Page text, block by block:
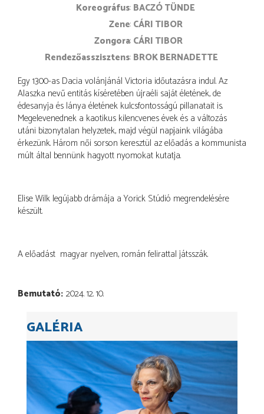
koreográfus BACZÓ TÜNDE
zene CÁRI TIBOR
zongora CÁRI TIBOR
rendezőasszisztens BROK BERNADETTE
Egy 1300-as Dacia volánjánál Victoria időutazásra indul. Az
Alaszka nevű entitás kíséretében újraéli saját életének, de
édesanyja és lánya életének kulcsfontosságú pillanatait is.
Megelevenednek a kaotikus kilencvenes évek és a változás
utáni bizonytalan helyzetek, majd végül napjaink világába
érkezünk. Három női sorson keresztül az előadás a kommunista
múlt által bennünk hagyott nyomokat kutatja.
Elise Wilk legújabb drámája a Yorick Stúdió megrendelésére
készült.
A előadást magyar nyelven, román felirattal játsszák.
Bemutató 2024. 12. 10.
GALÉRIA